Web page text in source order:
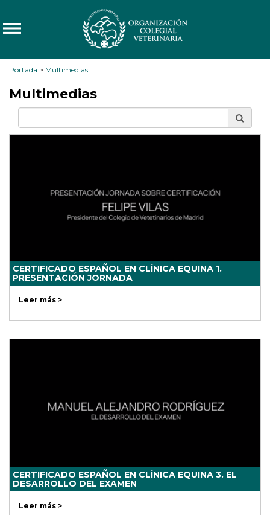
Portada > Multimedias
Multimedias
CERTIFICADO ESPAÑOL EN CLÍNICA EQUINA 1.
PRESENTACIÓN JORNADA
Leer más >
CERTIFICADO ESPAÑOL EN CLÍNICA EQUINA 3. EL
DESARROLLO DEL EXAMEN
Leer más >